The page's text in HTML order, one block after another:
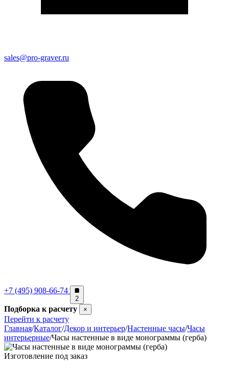
sales@pro-graver.ru
+7 (495) 908-66-74
2
Подборка к расчету ×
Перейти к расчету
Главная/Каталог/Декор и интерьер/Настенные часы/Часы
интерьерные/Часы настенные в виде монограммы (герба)
Изготовление под заказ